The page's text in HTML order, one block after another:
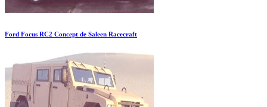
Ford Focus RC2 Concept de Saleen Racecraft